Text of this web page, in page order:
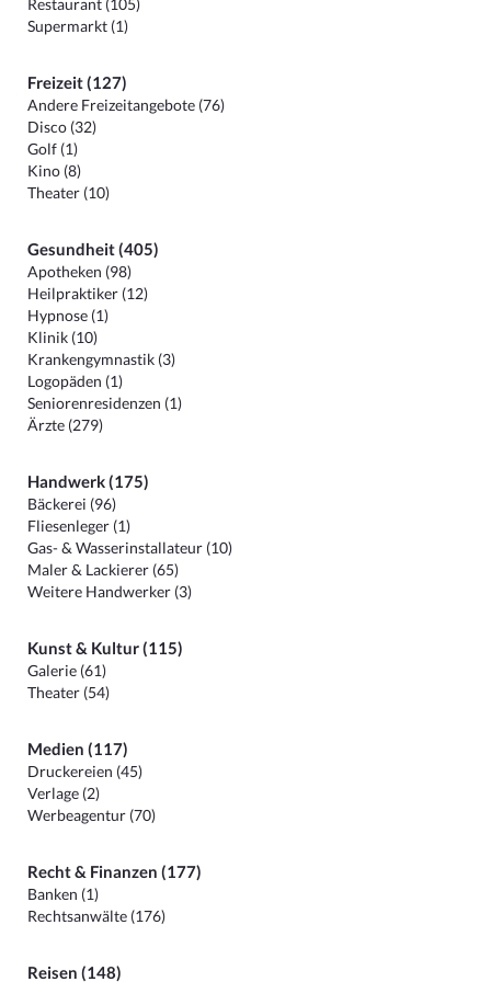
Restaurant (105)
Supermarkt (1)
Freizeit (127)
Andere Freizeitangebote (76)
Disco (32)
Golf (1)
Kino (8)
Theater (10)
Gesundheit (405)
Apotheken (98)
Heilpraktiker (12)
Hypnose (1)
Klinik (10)
Krankengymnastik (3)
Logopäden (1)
Seniorenresidenzen (1)
Ärzte (279)
Handwerk (175)
Bäckerei (96)
Fliesenleger (1)
Gas- & Wasserinstallateur (10)
Maler & Lackierer (65)
Weitere Handwerker (3)
Kunst & Kultur (115)
Galerie (61)
Theater (54)
Medien (117)
Druckereien (45)
Verlage (2)
Werbeagentur (70)
Recht & Finanzen (177)
Banken (1)
Rechtsanwälte (176)
Reisen (148)